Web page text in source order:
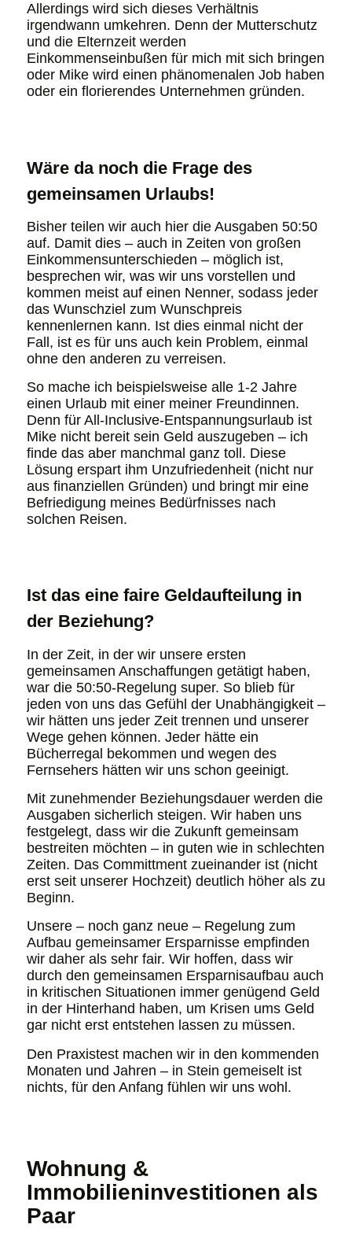
Allerdings wird sich dieses Verhältnis
irgendwann umkehren. Denn der Mutterschutz
und die Elternzeit werden
Einkommenseinbußen für mich mit sich bringen
oder Mike wird einen phänomenalen Job haben
oder ein florierendes Unternehmen gründen.
Wäre da noch die Frage des
gemeinsamen Urlaubs!
Bisher teilen wir auch hier die Ausgaben 50:50
auf. Damit dies – auch in Zeiten von großen
Einkommensunterschieden – möglich ist,
besprechen wir, was wir uns vorstellen und
kommen meist auf einen Nenner, sodass jeder
das Wunschziel zum Wunschpreis
kennenlernen kann. Ist dies einmal nicht der
Fall, ist es für uns auch kein Problem, einmal
ohne den anderen zu verreisen.
So mache ich beispielsweise alle 1-2 Jahre
einen Urlaub mit einer meiner Freundinnen.
Denn für All-Inclusive-Entspannungsurlaub ist
Mike nicht bereit sein Geld auszugeben – ich
finde das aber manchmal ganz toll. Diese
Lösung erspart ihm Unzufriedenheit (nicht nur
aus finanziellen Gründen) und bringt mir eine
Befriedigung meines Bedürfnisses nach
solchen Reisen.
Ist das eine faire Geldaufteilung in
der Beziehung?
In der Zeit, in der wir unsere ersten
gemeinsamen Anschaffungen getätigt haben,
war die 50:50-Regelung super. So blieb für
jeden von uns das Gefühl der Unabhängigkeit –
wir hätten uns jeder Zeit trennen und unserer
Wege gehen können. Jeder hätte ein
Bücherregal bekommen und wegen des
Fernsehers hätten wir uns schon geeinigt.
Mit zunehmender Beziehungsdauer werden die
Ausgaben sicherlich steigen. Wir haben uns
festgelegt, dass wir die Zukunft gemeinsam
bestreiten möchten – in guten wie in schlechten
Zeiten. Das Committment zueinander ist (nicht
erst seit unserer Hochzeit) deutlich höher als zu
Beginn.
Unsere – noch ganz neue – Regelung zum
Aufbau gemeinsamer Ersparnisse empfinden
wir daher als sehr fair. Wir hoffen, dass wir
durch den gemeinsamen Ersparnisaufbau auch
in kritischen Situationen immer genügend Geld
in der Hinterhand haben, um Krisen ums Geld
gar nicht erst entstehen lassen zu müssen.
Den Praxistest machen wir in den kommenden
Monaten und Jahren – in Stein gemeiselt ist
nichts, für den Anfang fühlen wir uns wohl.
Wohnung &
Immobilieninvestitionen als
Paar